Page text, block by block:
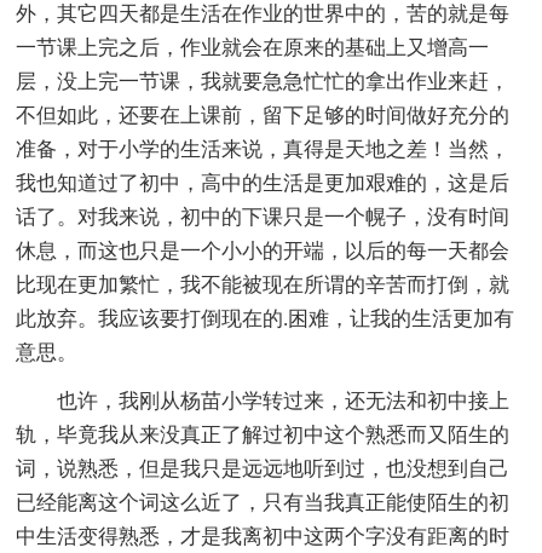
外，其它四天都是生活在作业的世界中的，苦的就是每
一节课上完之后，作业就会在原来的基础上又增高一
层，没上完一节课，我就要急急忙忙的拿出作业来赶，
不但如此，还要在上课前，留下足够的时间做好充分的
准备，对于小学的生活来说，真得是天地之差！当然，
我也知道过了初中，高中的生活是更加艰难的，这是后
话了。对我来说，初中的下课只是一个幌子，没有时间
休息，而这也只是一个小小的开端，以后的每一天都会
比现在更加繁忙，我不能被现在所谓的辛苦而打倒，就
此放弃。我应该要打倒现在的.困难，让我的生活更加有
意思。
也许，我刚从杨苗小学转过来，还无法和初中接上
轨，毕竟我从来没真正了解过初中这个熟悉而又陌生的
词，说熟悉，但是我只是远远地听到过，也没想到自己
已经能离这个词这么近了，只有当我真正能使陌生的初
中生活变得熟悉，才是我离初中这两个字没有距离的时